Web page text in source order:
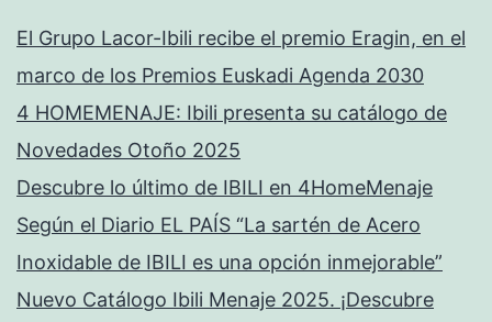
El Grupo Lacor-Ibili recibe el premio Eragin, en el
marco de los Premios Euskadi Agenda 2030
4 HOMEMENAJE: Ibili presenta su catálogo de
Novedades Otoño 2025
Descubre lo último de IBILI en 4HomeMenaje
Según el Diario EL PAÍS “La sartén de Acero
Inoxidable de IBILI es una opción inmejorable”
Nuevo Catálogo Ibili Menaje 2025. ¡Descubre